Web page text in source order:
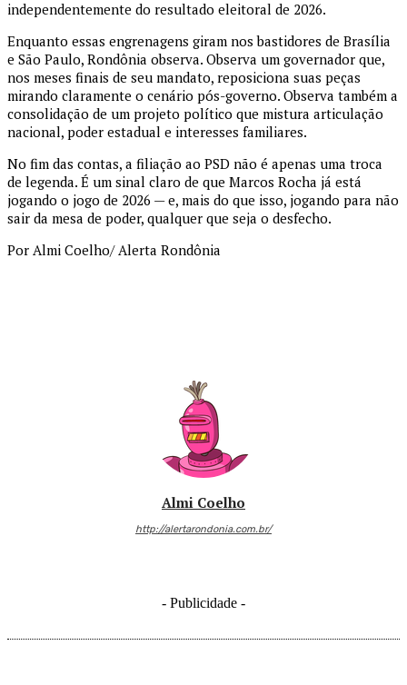
independentemente do resultado eleitoral de 2026.
Enquanto essas engrenagens giram nos bastidores de Brasília
e São Paulo, Rondônia observa. Observa um governador que,
nos meses finais de seu mandato, reposiciona suas peças
mirando claramente o cenário pós-governo. Observa também a
consolidação de um projeto político que mistura articulação
nacional, poder estadual e interesses familiares.
No fim das contas, a filiação ao PSD não é apenas uma troca
de legenda. É um sinal claro de que Marcos Rocha já está
jogando o jogo de 2026 — e, mais do que isso, jogando para não
sair da mesa de poder, qualquer que seja o desfecho.
Por Almi Coelho/ Alerta Rondônia
Almi Coelho
http://alertarondonia.com.br/
- Publicidade -